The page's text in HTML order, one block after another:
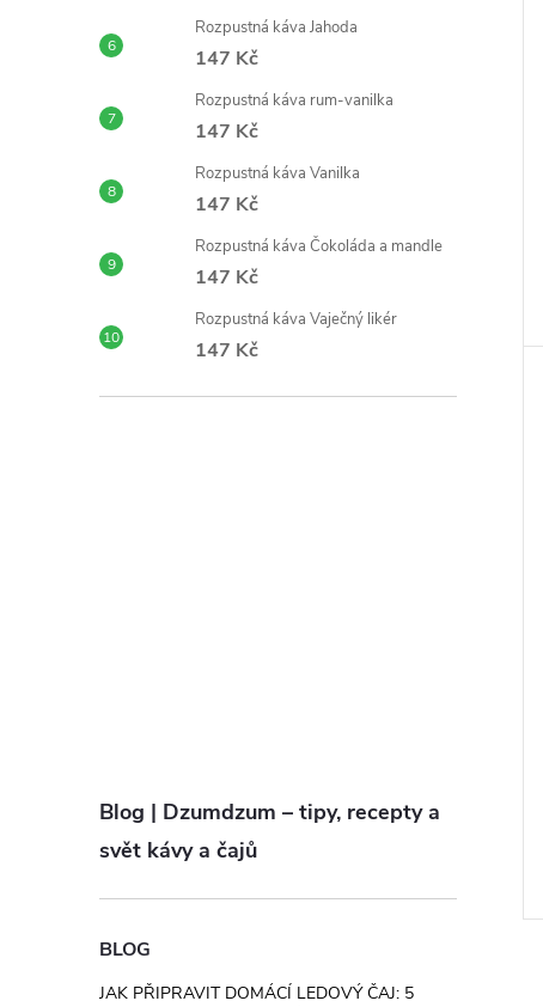
Rozpustná káva Jahoda
147 Kč
Rozpustná káva rum-vanilka
147 Kč
Rozpustná káva Vanilka
147 Kč
Rozpustná káva Čokoláda a mandle
147 Kč
Rozpustná káva Vaječný likér
147 Kč
Blog | Dzumdzum – tipy, recepty a
svět kávy a čajů
BLOG
JAK PŘIPRAVIT DOMÁCÍ LEDOVÝ ČAJ: 5